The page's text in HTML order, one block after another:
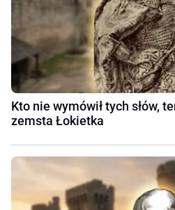
Kto nie wymówił tych słów,
zemsta Łokietka